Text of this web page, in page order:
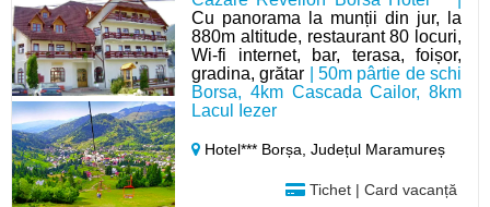
Cu panorama la munții din jur, la
880m altitude, restaurant 80 locuri,
Wi-fi internet, bar, terasa, foișor,
gradina, grătar | 50m pârtie de schi
Borsa, 4km Cascada Cailor, 8km
Lacul Iezer
Hotel*** Borșa,Județul Maramureș
Tichet | Card vacanță